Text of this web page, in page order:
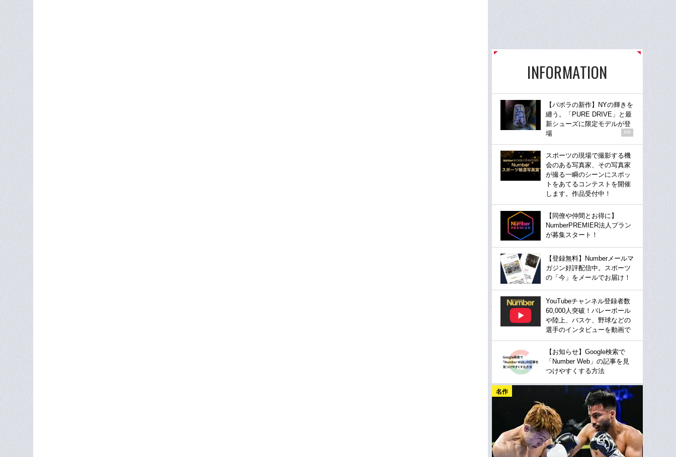
INFORMATION
【バボラの新作】NYの輝きを
纏う。「PURE DRIVE」と最
新シューズに限定モデルが登
場
PR
スポーツの現場で撮影する機
会のある写真家、その写真家
が撮る一瞬のシーンにスポッ
トをあてるコンテストを開催
します。作品受付中！
【同僚や仲間とお得に】
NumberPREMIER法人プラン
が募集スタート！
【登録無料】Numberメールマ
ガジン好評配信中。スポーツ
の「今」をメールでお届け！
YouTubeチャンネル登録者数
60,000人突破！バレーボール
や陸上、バスケ、野球などの
選手のインタビューを動画で
【お知らせ】Google検索で
「Number Web」の記事を見
つけやすくする方法
名作